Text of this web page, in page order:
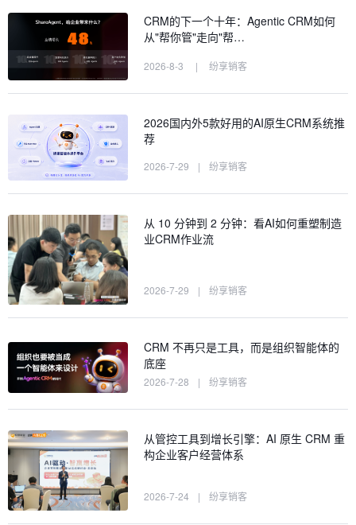
CRM的下一个十年：Agentic CRM如何
从"帮你管"走向"帮…
2026-8-3 | 纷享销客
2026国内外5款好用的AI原生CRM系统推
荐
2026-7-29 | 纷享销客
从 10 分钟到 2 分钟：看AI如何重塑制造
业CRM作业流
2026-7-29 | 纷享销客
CRM 不再只是工具，而是组织智能体的
底座
2026-7-28 | 纷享销客
从管控工具到增长引擎：AI 原生 CRM 重
构企业客户经营体系
2026-7-24 | 纷享销客